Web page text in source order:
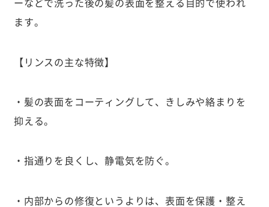
ます。
【リンスの主な特徴】
・髪の表面をコーティングして、きしみや絡まりを
抑える。
・指通りを良くし、静電気を防ぐ。
・内部からの修復というよりは、表面を保護・整え